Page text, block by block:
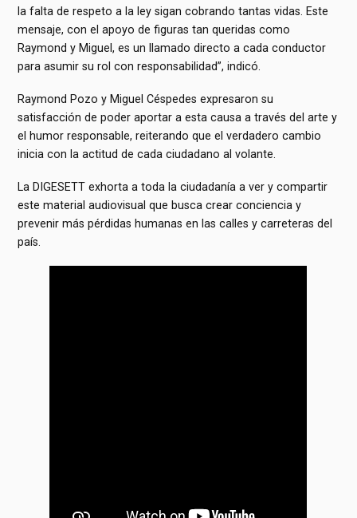
la falta de respeto a la ley sigan cobrando tantas vidas. Este
mensaje, con el apoyo de figuras tan queridas como
Raymond y Miguel, es un llamado directo a cada conductor
para asumir su rol con responsabilidad”, indicó.
Raymond Pozo y Miguel Céspedes expresaron su
satisfacción de poder aportar a esta causa a través del arte y
el humor responsable, reiterando que el verdadero cambio
inicia con la actitud de cada ciudadano al volante.
La DIGESETT exhorta a toda la ciudadanía a ver y compartir
este material audiovisual que busca crear conciencia y
prevenir más pérdidas humanas en las calles y carreteras del
país.